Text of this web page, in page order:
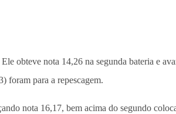
nota 14,26 na segunda bateria e
foram para a repescagem.
nota 16,17, bem acima do segundo